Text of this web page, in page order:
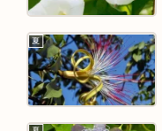
夏